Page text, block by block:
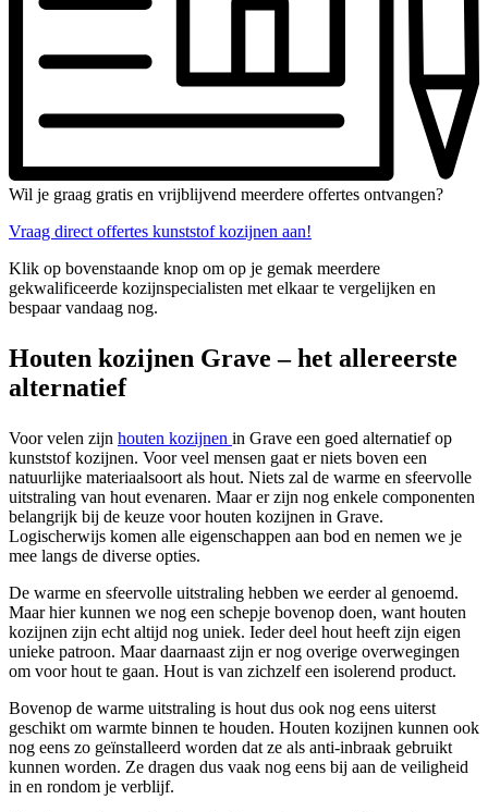
Wil je graag gratis en vrijblijvend meerdere offertes ontvangen?
Vraag direct offertes kunststof kozijnen aan!
Klik op bovenstaande knop om op je gemak meerdere
gekwalificeerde kozijnspecialisten met elkaar te vergelijken en
bespaar vandaag nog.
Houten kozijnen Grave – het allereerste
alternatief
Voor velen zijn houten kozijnen in Grave een goed alternatief op
kunststof kozijnen. Voor veel mensen gaat er niets boven een
natuurlijke materiaalsoort als hout. Niets zal de warme en sfeervolle
uitstraling van hout evenaren. Maar er zijn nog enkele componenten
belangrijk bij de keuze voor houten kozijnen in Grave.
Logischerwijs komen alle eigenschappen aan bod en nemen we je
mee langs de diverse opties.
De warme en sfeervolle uitstraling hebben we eerder al genoemd.
Maar hier kunnen we nog een schepje bovenop doen, want houten
kozijnen zijn echt altijd nog uniek. Ieder deel hout heeft zijn eigen
unieke patroon. Maar daarnaast zijn er nog overige overwegingen
om voor hout te gaan. Hout is van zichzelf een isolerend product.
Bovenop de warme uitstraling is hout dus ook nog eens uiterst
geschikt om warmte binnen te houden. Houten kozijnen kunnen ook
nog eens zo geïnstalleerd worden dat ze als anti-inbraak gebruikt
kunnen worden. Ze dragen dus vaak nog eens bij aan de veiligheid
in en rondom je verblijf.